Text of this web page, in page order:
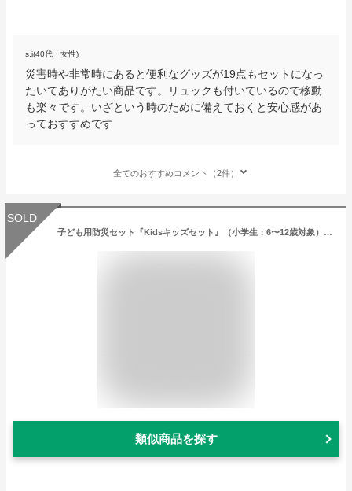
s.i(40代・女性)
災害時や非常時にあると便利なグッズが19点もセットになっ
たいてありがたい商品です。リュックも付いているので移動
も楽々です。いざという時のために備えておくと安心感があ
っておすすめです
全てのおすすめコメント（2件）
SOLD
子ども用防災セット『Kidsキッズセット』（小学生：6〜12歳対象）（避難セット 持ち出し袋 避難生活 リュック）
類似商品を探す